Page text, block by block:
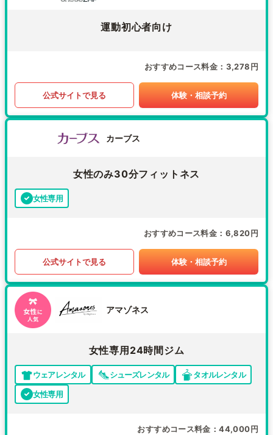
運動初心者向け
おすすめコース料金 3,278円
公式サイトで見る 体験・相談予約
カーブス
女性のみ30分フィットネス
女性専用
おすすめコース料金 6,820円
公式サイトで見る 体験・相談予約
アマゾネス
女性専用24時間ジム
ウェアレンタル シューズレンタル
タオルレンタル
女性専用
おすすめコース料金 44,000円